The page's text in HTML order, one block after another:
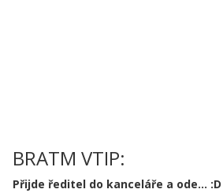
BRATM VTIP:
Přijde ředitel do kanceláře a ode... :D